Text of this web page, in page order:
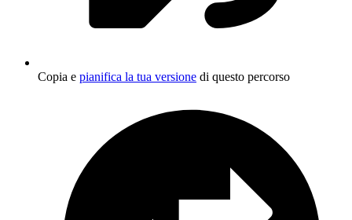
Copia e pianifica la tua versione di questo percorso